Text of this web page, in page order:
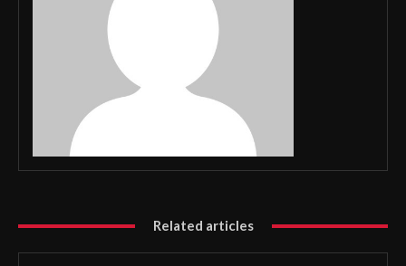
Related articles